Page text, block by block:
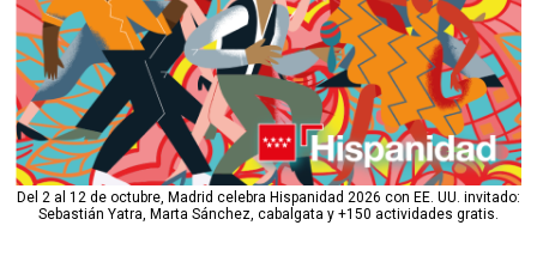
Del 2 al 12 de octubre, Madrid celebra Hispanidad 2026 con EE. UU. invitado:
Sebastián Yatra, Marta Sánchez, cabalgata y +150 actividades gratis.